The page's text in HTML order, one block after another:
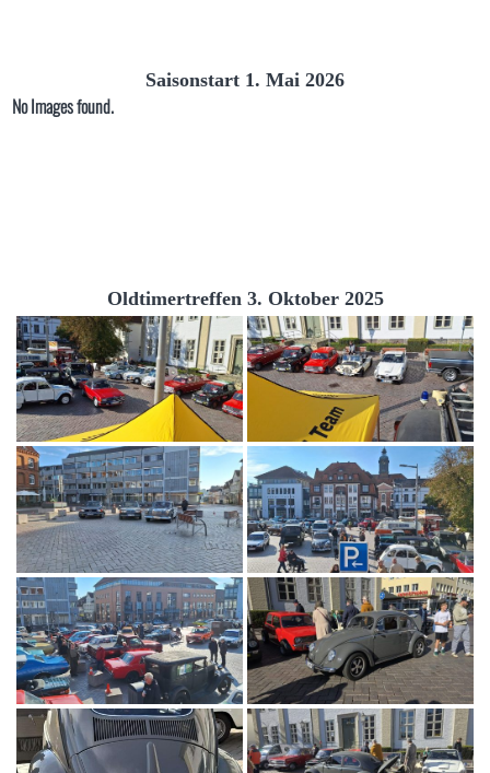
Saisonstart 1. Mai 2026
No Images found.
Oldtimertreffen 3. Oktober 2025